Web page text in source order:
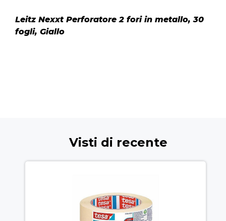
Leitz Nexxt Perforatore 2 fori in metallo, 30
fogli, Giallo
Visti di recente